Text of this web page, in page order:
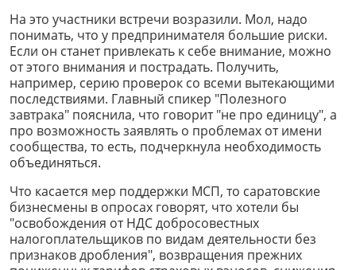
На это участники встречи возразили. Мол, надо
понимать, что у предпринимателя большие риски.
Если он станет привлекать к себе внимание, можно
от этого внимания и пострадать. Получить,
например, серию проверок со всеми вытекающими
последствиями. Главный спикер "Полезного
завтрака" пояснила, что говорит "не про единицу", а
про возможность заявлять о проблемах от имени
сообщества, то есть, подчеркнула необходимость
объединяться.
Что касается мер поддержки МСП, то саратовские
бизнесмены в опросах говорят, что хотели бы
"освобождения от НДС добросовестных
налогоплательщиков по видам деятельности без
признаков дробления", возвращения прежних